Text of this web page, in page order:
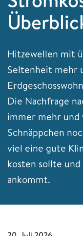
Hitzewellen mit
Seltenheit mehr
Die Nachfrage
immer mehr
Schnäppchen
viel eine gute
kosten sollte und
ankommt.